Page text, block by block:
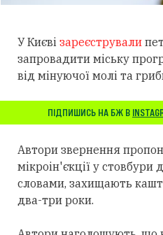
У Києві зареєстрували
запровадити міську
від мінуючої молі та
ПІДПИШИСЬ НА БЖ В
Автори звернення
мікроін'єкції у стовбури
словами, захищають
два-три роки.